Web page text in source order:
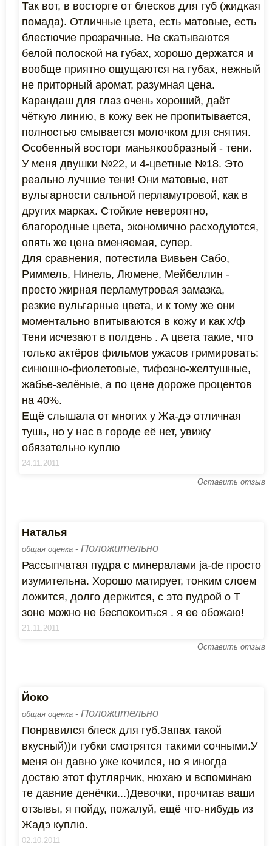
Так вот, в восторге от блесков для губ (жидкая
помада). Отличные цвета, есть матовые, есть
блестючие прозрачные. Не скатываются
белой полоской на губах, хорошо держатся и
вообще приятно ощущаются на губах, нежный
не приторный аромат, разумная цена.
Карандаш для глаз очень хороший, даёт
чёткую линию, в кожу век не пропитывается,
полностью смывается молочком для снятия.
Особенный восторг маньякообразный - тени.
У меня двушки №22, и 4-цветные №18. Это
реально лучшие тени! Они матовые, нет
вульгарности сальной перламутровой, как в
других марках. Стойкие невероятно,
благородные цвета, экономично расходуются,
опять же цена вменяемая, супер.
Для сравнения, потестила Вивьен Сабо,
Риммель, Нинель, Люмене, Мейбеллин -
просто жирная перламутровая замазка,
резкие вульгарные цвета, и к тому же они
моментально впитываются в кожу и как х/ф
Тени исчезают в полдень . А цвета такие, что
только актёров фильмов ужасов гримировать:
синюшно-фиолетовые, тифозно-желтушные,
жабье-зелёные, а по цене дороже процентов
на 40%.
Ещё слышала от многих у Жа-дэ отличная
тушь, но у нас в городе её нет, увижу
обязательно куплю
24.11.2011
Оставить отзыв
Наталья
общая оценка - Положительно
Рассыпчатая пудра с минералами ja-de просто
изумительна. Хорошо матирует, тонким слоем
ложится, долго держится, с это пудрой о Т
зоне можно не беспокоиться . я ее обожаю!
21.11.2011
Оставить отзыв
Йоко
общая оценка - Положительно
Понравился блеск для губ.Запах такой
вкусный))и губки смотрятся такими сочными.У
меня он давно уже кочился, но я иногда
достаю этот футлярчик, нюхаю и вспоминаю
те давние денёчки...)Девочки, прочитав ваши
отзывы, я пойду, пожалуй, ещё что-нибудь из
Жадэ куплю.
02.10.2011